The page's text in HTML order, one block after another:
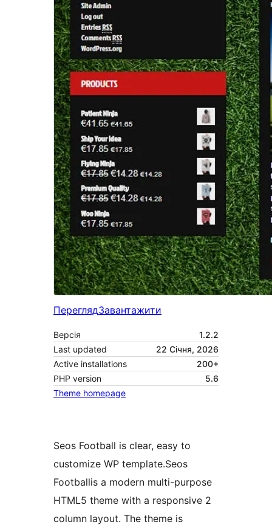
ПереглядЗавантажити
Версія
1.2.2
Last updated
22 Січня, 2026
Active installations
200+
PHP version
5.6
Theme homepage
Seos Football is clear, easy to
customize WP template.Seos
Footballis a modern multi-purpose
HTML5 theme with a responsive 2
column layout. The theme is